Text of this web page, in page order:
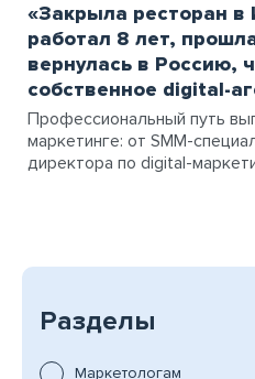
«Закрыла ресторан в
работал 8 лет,
вернулась в Россию,
собственное digital-
Профессиональный путь
маркетинге: от SMM-
директора по digital-
Разделы
Маркетологам